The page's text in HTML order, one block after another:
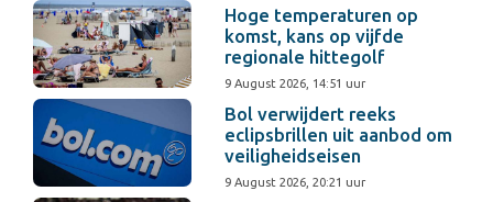
Hoge temperaturen op
komst, kans op vijfde
regionale hittegolf
9 August 2026, 14:51 uur
Bol verwijdert reeks
eclipsbrillen uit aanbod om
veiligheidseisen
9 August 2026, 20:21 uur